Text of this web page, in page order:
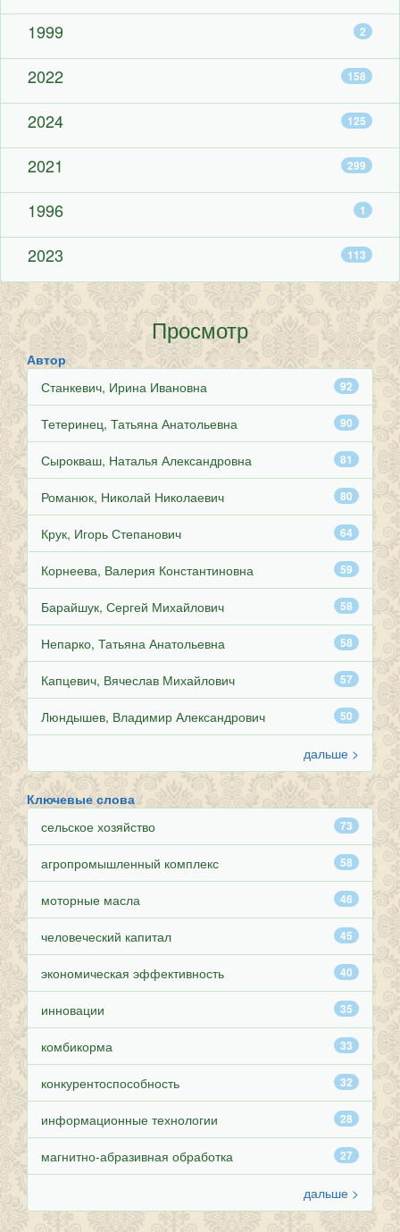
1999 2
2022 158
2024 125
2021 299
1996 1
2023 113
Просмотр
Автор
92
Станкевич, Ирина Ивановна
90
Тетеринец, Татьяна Анатольевна
81
Сырокваш, Наталья Александровна
80
Романюк, Николай Николаевич
64
Крук, Игорь Степанович
59
Корнеева, Валерия Константиновна
58
Барайшук, Сергей Михайлович
58
Непарко, Татьяна Анатольевна
57
Капцевич, Вячеслав Михайлович
50
Люндышев, Владимир Александрович
дальше >
Ключевые слова
73
сельское хозяйство
58
агропромышленный комплекс
46
моторные масла
45
человеческий капитал
40
экономическая эффективность
35
инновации
33
комбикорма
32
конкурентоспособность
28
информационные технологии
27
магнитно-абразивная обработка
дальше >